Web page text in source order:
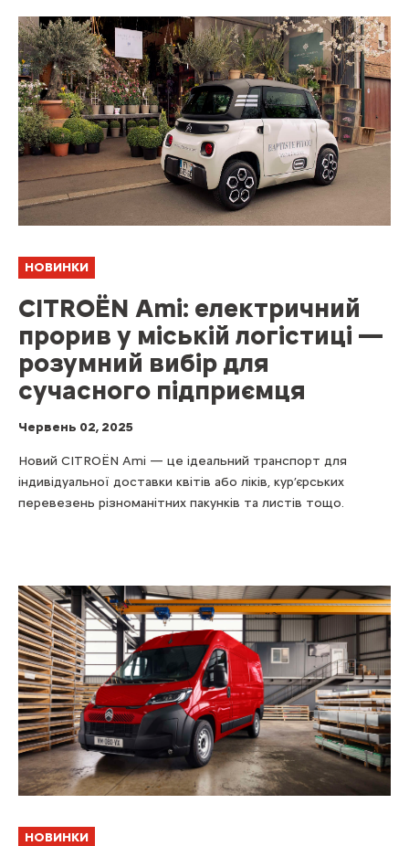
НОВИНКИ
CITROЁN Ami: електричний
прорив у міській логістиці —
розумний вибір для
сучасного підприємця
Червень 02, 2025
Новий CITROЁN Ami — це ідеальний транспорт для
індивідуальної доставки квітів або ліків, кур’єрських
перевезень різноманітних пакунків та листів тощо.
НОВИНКИ